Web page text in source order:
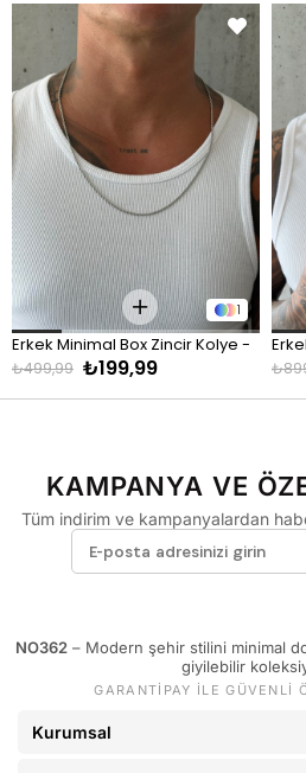
60 - 74 kg
Pantolon
KİLO
60 - 65 kg
66 - 71 kg
72 - 77 kg
78 - 82 kg
94 - 110 kg
1
Erkek Minimal Box Zincir Kolye -
Gümüş
₺199,99
₺499,99
KAMPANYA VE
Tüm indirim ve kampanyalardan
NO362– Modern şehir stilini minimal
giyilebilir
GARANTİPAY İLE GÜVENLİ
Kurumsal